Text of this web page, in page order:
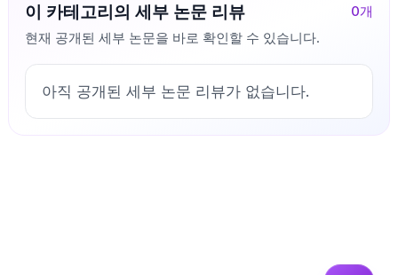
이 카테고리의 세부 논문 리뷰 0개
현재 공개된 세부 논문을 바로 확인할 수 있습니다.
아직 공개된 세부 논문 리뷰가 없습니다.